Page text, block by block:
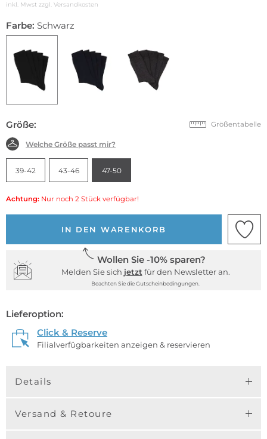
inkl. Mwst zzgl. Versandkosten
Farbe: Schwarz
Größe: Größentabelle
Welche Größe passt mir?
39-42 43-46 47-50
Achtung: Nur noch 2 Stück verfügbar!
IN DEN WARENKORB
Wollen Sie -10% sparen?
Melden Sie sich jetzt für den Newsletter an.
Beachten Sie die Gutscheinbedingungen.
Lieferoption:
Click & Reserve
Filialverfügbarkeiten anzeigen & reservieren
Details
Versand & Retoure